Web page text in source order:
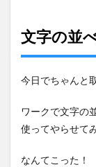
文字の並
今日でちゃんと
ワークで文字の
使ってやらせて
なんてこった！